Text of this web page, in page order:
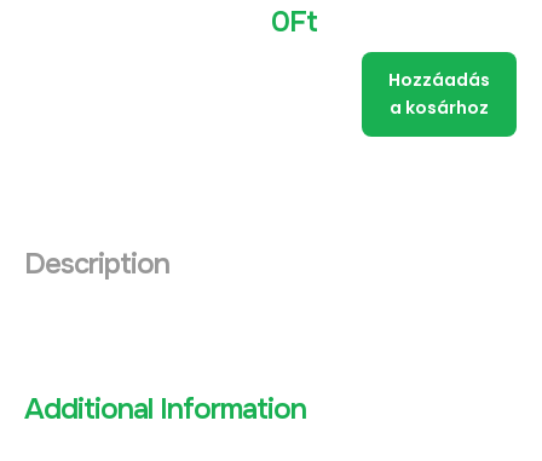
0Ft
Hozzáadás
a kosárhoz
Description
Additional Information